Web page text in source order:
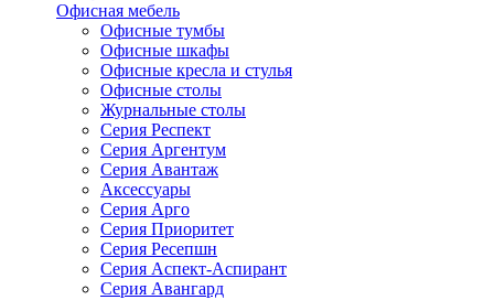
Офисная мебель
Офисные тумбы
Офисные шкафы
Офисные кресла и стулья
Офисные столы
Журнальные столы
Серия Респект
Серия Аргентум
Серия Авантаж
Аксессуары
Серия Арго
Серия Приоритет
Серия Ресепшн
Серия Аспект-Аспирант
Серия Авангард